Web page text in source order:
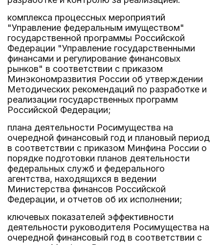
комплекса процессных мероприятий
"Управление федеральным имуществом"
государственной программы Российской
Федерации "Управление государственными
финансами и регулирование финансовых
рынков" в соответствии с приказом
Минэкономразвития России об утверждении
Методических рекомендаций по разработке и
реализации государственных программ
Российской Федерации;
плана деятельности Росимущества на
очередной финансовый год и плановый период
в соответствии с приказом Минфина России о
порядке подготовки планов деятельности
федеральных служб и федерального
агентства, находящихся в ведении
Министерства финансов Российской
Федерации, и отчетов об их исполнении;
ключевых показателей эффективности
деятельности руководителя Росимущества на
очередной финансовый год в соответствии с